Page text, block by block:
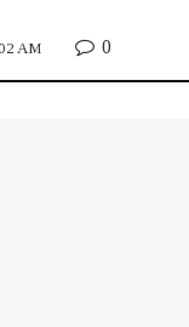
AM 0